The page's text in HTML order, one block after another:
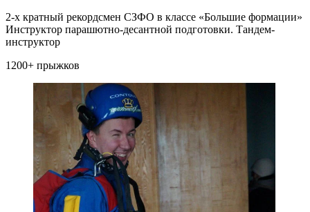
2-х кратный рекордсмен СЗФО в классе «Большие формации»
Инструктор парашютно-десантной подготовки. Тандем-
инструктор
1200+ прыжков